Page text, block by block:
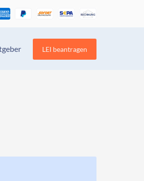
LEI beantragen